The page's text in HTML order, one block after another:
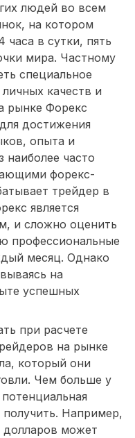
людей во всем
на котором
часа в сутки, пять
мира. Частному
специальное
качеств и
рынке Форекс
достижения
опыта и
часто
форекс-
трейдер в
является
и сложно оценить
профессиональные
месяц. Однако
на
успешных
при расчете
на рынке
который они
Чем больше у
Например,
долларов может